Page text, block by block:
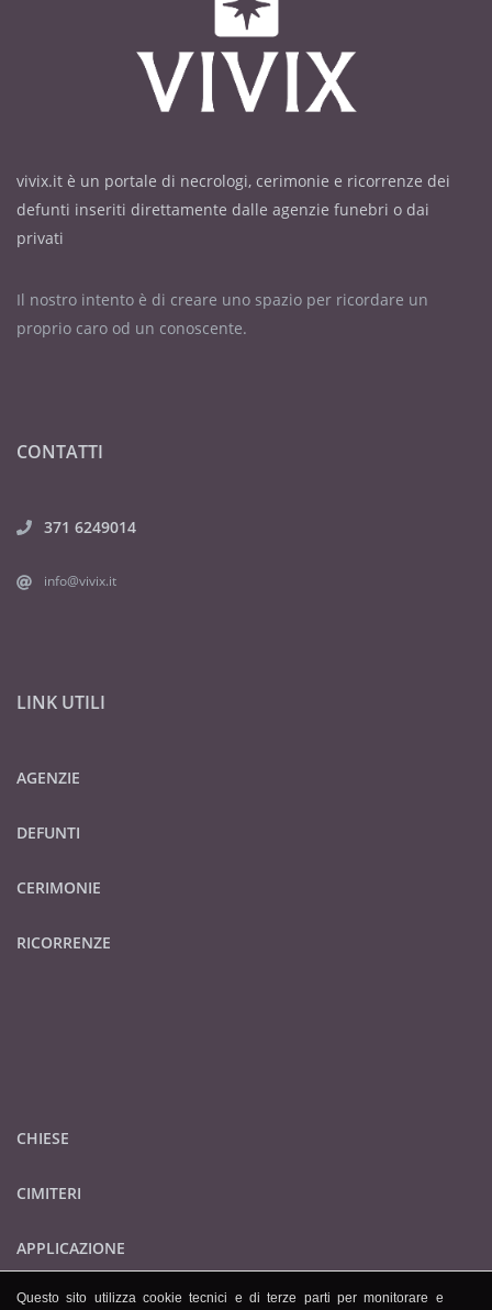
vivix.it è un portale di necrologi, cerimonie e ricorrenze dei
defunti inseriti direttamente dalle agenzie funebri o dai
privati
Il nostro intento è di creare uno spazio per ricordare un
proprio caro od un conoscente.
CONTATTI
371 6249014
info@vivix.it
LINK UTILI
AGENZIE
DEFUNTI
CERIMONIE
RICORRENZE
CHIESE
CIMITERI
APPLICAZIONE
Questo sito utilizza cookie tecnici e di terze parti per monitorare e